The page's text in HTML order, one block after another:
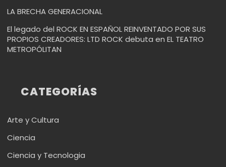
LA BRECHA GENERACIONAL
El legado del ROCK EN ESPAÑOL REINVENTADO POR SUS
PROPIOS CREADORES: LTD ROCK debuta en EL TEATRO
METROPÓLITAN
CATEGORÍAS
Arte y Cultura
Ciencia
Ciencia y Tecnologia